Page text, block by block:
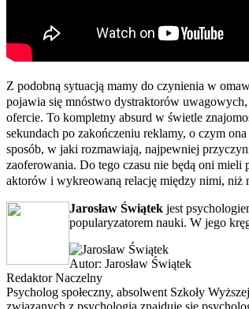
Z podobną sytuacją mamy do czynienia w
pojawia się mnóstwo dystraktorów
ofercie. To kompletny absurd w świetle
sekundach po zakończeniu reklamy, o czym
sposób, w jaki rozmawiają, najpewniej
zaoferowania. Do tego czasu nie będą oni
aktorów i wykreowaną relację między nimi, niż
Jarosław Świątek jest
popularyzatorem nauki. W jego
Autor: Jarosław Świątek
Redaktor Naczelny
Psycholog społeczny, absolwent Szkoły
związanych z psychologią znajduje się